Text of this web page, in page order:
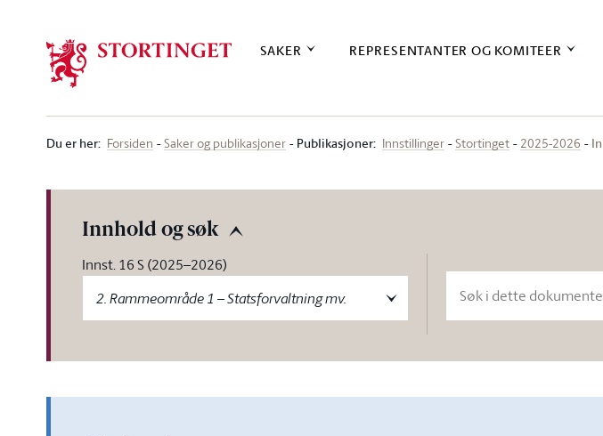
SAKER REPRESENTANTER OG KOMITEER
Du er her: Forsiden Saker og publikasjoner Publikasjoner: Innstillinger Stortinget 2025-2026
Innhold og søk
Innst. 16 S (2025–2026)
2. Rammeområde 1 – Statsforvaltning mv.